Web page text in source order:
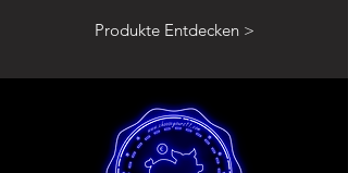
Produkte Entdecken >